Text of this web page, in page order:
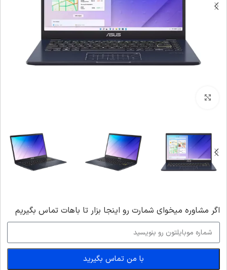
اگر‌ مشاوره میخوای شمارت رو اینجا بزار تا باهات تماس بگیریم
با من تماس بگیرید